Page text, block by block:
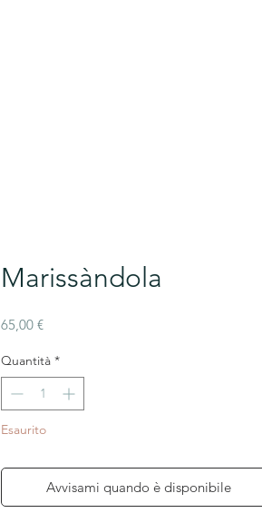
Marissàndola
65,00 €Prezzo
Quantità *
Esaurito
Avvisami quando è disponibile